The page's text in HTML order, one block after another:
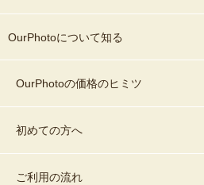
OurPhotoについて知る
OurPhotoの価格のヒミツ
初めての方へ
ご利用の流れ